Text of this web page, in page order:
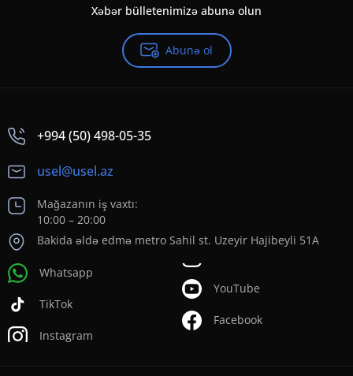
Xəbər bülletenimizə abunə olun
Abunə ol
+994 (50) 498-05-35
usel@usel.az
Mağazanın iş vaxtı:
10:00 – 20:00
Bakida əldə edmə metro Sahil st. Uzeyir Hajibeyli 51A
Whatsapp
TikTok
Instagram
YouTube
Facebook